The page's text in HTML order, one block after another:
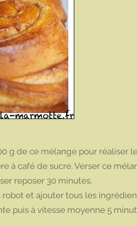
g de ce mélange pour réaliser
à café de sucre. Verser ce
reposer 30 minutes.
et ajouter tous les
puis à vitesse moyenne 5